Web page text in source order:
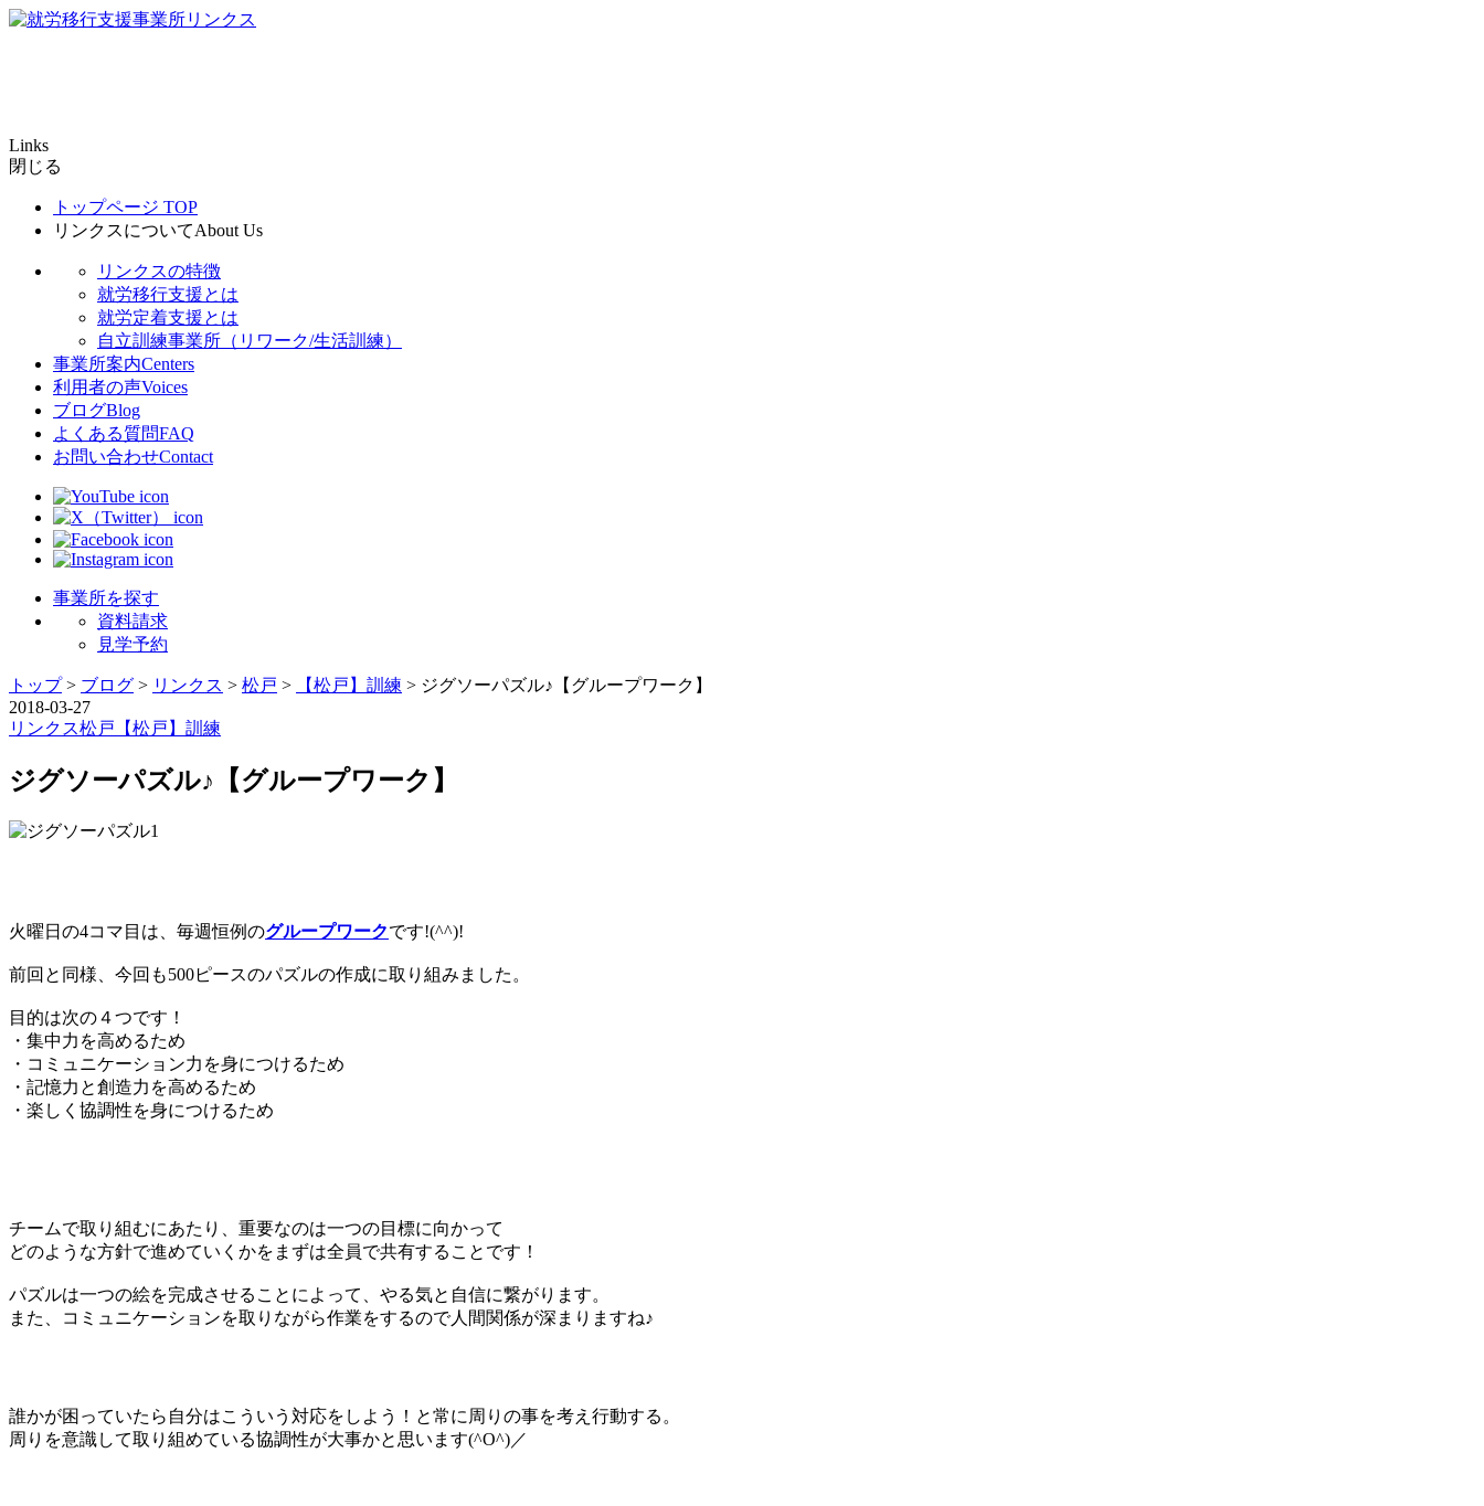
Links
閉じる
トップページ TOP
リンクスについてAbout Us
リンクスの特徴
就労移行支援とは
就労定着支援とは
自立訓練事業所（リワーク/生活訓練）
事業所案内Centers
利用者の声Voices
ブログBlog
よくある質問FAQ
お問い合わせContact
事業所を探す
資料請求
見学予約
トップ> ブログ > リンクス > 松戸 > 【松戸】訓練 > ジグソーパズル♪【グループワーク】
2018-03-27
リンクス松戸 【松戸】訓練
ジグソーパズル♪【グループワーク】
火曜日の4コマ目は、毎週恒例のグループワークです!(^^)!
前回と同様、今回も500ピースのパズルの作成に取り組みました。
目的は次の４つです！
・集中力を高めるため
・コミュニケーション力を身につけるため
・記憶力と創造力を高めるため
・楽しく協調性を身につけるため
チームで取り組むにあたり、重要なのは一つの目標に向かって
どのような方針で進めていくかをまずは全員で共有することです！
パズルは一つの絵を完成させることによって、やる気と自信に繋がります。
また、コミュニケーションを取りながら作業をするので人間関係が深まりますね♪
誰かが困っていたら自分はこういう対応をしよう！と常に周りの事を考え行動する。
周りを意識して取り組めている協調性が大事かと思います(^O^)／